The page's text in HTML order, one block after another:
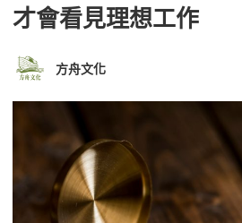
才會看見理想工作
方舟文化